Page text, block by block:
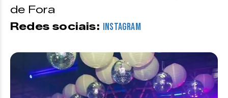
de Fora
Redes sociais: Instagram